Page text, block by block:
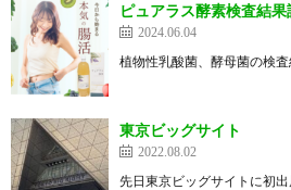
ピュアラス酵素検査結果
2024.06.04
植物性乳酸菌、酵母菌の検
東京ビッグサイト
2022.08.02
先日東京ビッグサイトに初